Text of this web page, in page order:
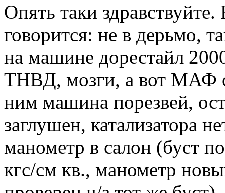
Опять таки
говорится: не в дерьмо,
на машине дорестайл
ТНВД, мозги, а вот МАФ
ним машина порезвей,
заглушен, катализатора
манометр в салон (буст
кгс/см кв., манометр